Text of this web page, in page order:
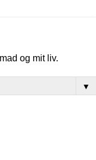
og mit liv.
▼